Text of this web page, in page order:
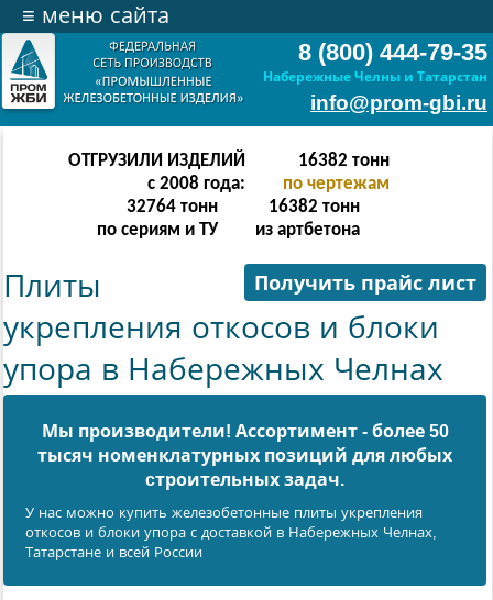
8 (800) 444-79-35
Набережные Челны и Татарстан
info@prom-gbi.ru
≡ меню сайта
ОТГРУЗИЛИ ИЗДЕЛИЙ
с 2008 года:
32766 тонн
по чертежам
65532 тонн
по сериям и ТУ
32766 тонн
из артбетона
Получить прайс лист
Плиты
укрепления откосов и блоки
упора в Набережных Челнах
Мы производители! Ассортимент - более 50
тысяч номенклатурных позиций для любых
cтроительных задач.
У нас можно купить железобетонные плиты укрепления
откосов и блоки упора с доставкой в Набережных Челнах,
Татарстане и всей России